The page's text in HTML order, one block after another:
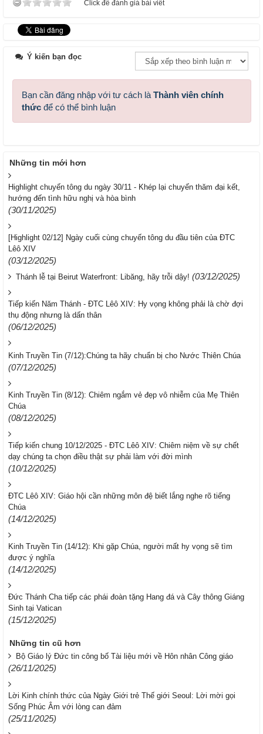
Click để đánh giá bài viết
Ý kiến bạn đọc
Bạn cần đăng nhập với tư cách là Thành viên chính
thức để có thể bình luận
Những tin mới hơn
Highlight chuyến tông du ngày 30/11 - Khép lại chuyến thăm đại kết,
hướng đến tình hữu nghị và hòa bình
(30/11/2025)
[Highlight 02/12] Ngày cuối cùng chuyến tông du đầu tiên của ĐTC
Lêô XIV
(03/12/2025)
Thánh lễ tại Beirut Waterfront: Libăng, hãy trỗi dậy! (03/12/2025)
Tiếp kiến Năm Thánh - ĐTC Lêô XIV: Hy vọng không phải là chờ đợi
thụ động nhưng là dấn thân
(06/12/2025)
Kinh Truyền Tin (7/12):Chúng ta hãy chuẩn bị cho Nước Thiên Chúa
(07/12/2025)
Kinh Truyền Tin (8/12): Chiêm ngắm vẻ đẹp vô nhiễm của Mẹ Thiên
Chúa
(08/12/2025)
Tiếp kiến chung 10/12/2025 - ĐTC Lêô XIV: Chiêm niệm về sự chết
dạy chúng ta chọn điều thật sự phải làm với đời mình
(10/12/2025)
ĐTC Lêô XIV: Giáo hội cần những môn đệ biết lắng nghe rõ tiếng
Chúa
(14/12/2025)
Kinh Truyền Tin (14/12): Khi gặp Chúa, người mất hy vọng sẽ tìm
được ý nghĩa
(14/12/2025)
Đức Thánh Cha tiếp các phái đoàn tặng Hang đá và Cây thông Giáng
Sinh tại Vatican
(15/12/2025)
Những tin cũ hơn
Bộ Giáo lý Đức tin công bố Tài liệu mới về Hôn nhân Công giáo
(26/11/2025)
Lời Kinh chính thức của Ngày Giới trẻ Thế giới Seoul: Lời mời gọi
Sống Phúc Âm với lòng can đảm
(25/11/2025)